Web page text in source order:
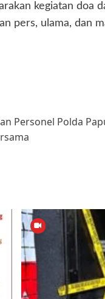
kegiatan doa
pers, ulama, dan
Personel Polda